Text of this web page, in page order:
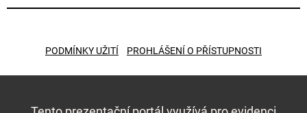
PODMÍNKY UŽITÍ PROHLÁŠENÍ O PŘÍSTUPNOSTI